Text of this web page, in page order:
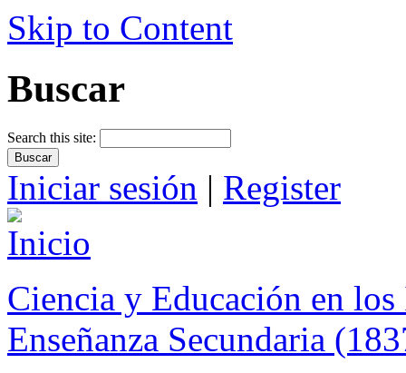
Skip to Content
Buscar
Search this site:
Iniciar sesión | Register
Ciencia y Educación en
Enseñanza Secundaria